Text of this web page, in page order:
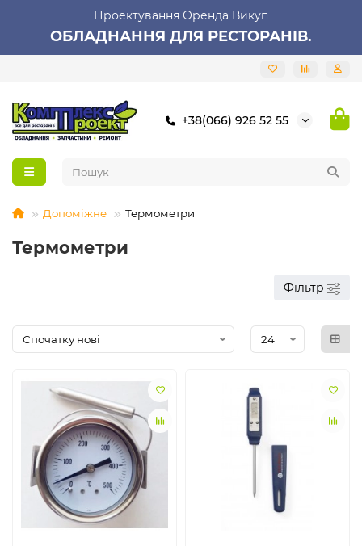
Проектування Оренда Викуп
ОБЛАДНАННЯ ДЛЯ РЕСТОРАНІВ.
+38(066) 926 52 55
Допоміжне Термометри
Термометри
Фільтр